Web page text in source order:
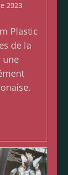
2023
Plastic
de la
une